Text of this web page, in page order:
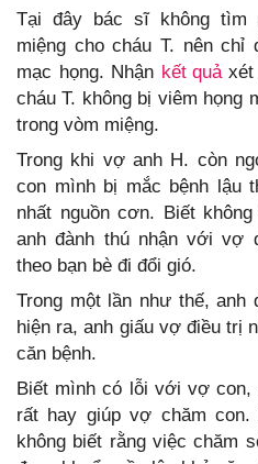
Tại đây bác sĩ không tìm
miệng cho cháu T. nên chỉ
mạc họng. Nhận kết quảxét
cháu T. không bị viêm họng
trong vòm miệng.
Trong khi vợ anh H. còn
con mình bị mắc bệnh lậu
nhất nguồn cơn. Biết
anh đành thú nhận với vợ
theo bạn bè đi đổi gió.
Trong một lần như thế, anh
hiện ra, anh giấu vợ điều trị
căn bệnh.
Biết mình có lỗi với vợ
rất hay giúp vợ chăm con.
không biết rằng việc chăm